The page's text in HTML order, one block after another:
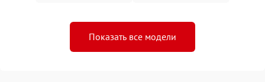
Показать все модели